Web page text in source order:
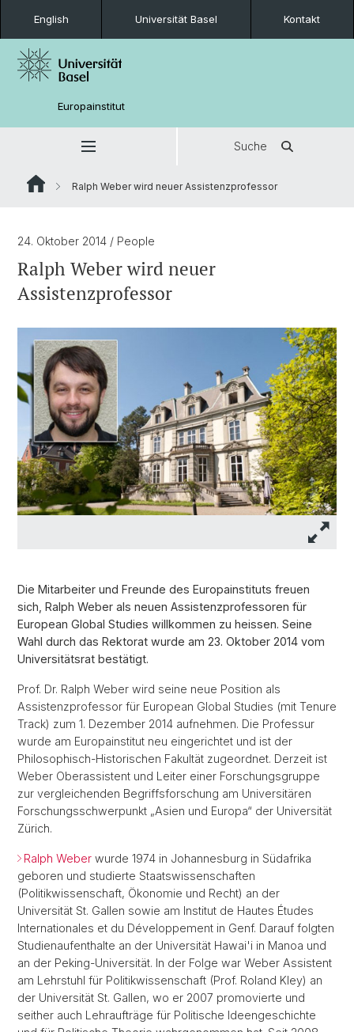
English Universität Basel Kontakt
Europainstitut
Suche
Ralph Weber wird neuer Assistenzprofessor
24. Oktober 2014 / People
Ralph Weber wird neuer
Assistenzprofessor
Die Mitarbeiter und Freunde des Europainstituts freuen
sich, Ralph Weber als neuen Assistenzprofessoren für
European Global Studies willkommen zu heissen. Seine
Wahl durch das Rektorat wurde am 23. Oktober 2014 vom
Universitätsrat bestätigt.
Prof. Dr. Ralph Weber wird seine neue Position als
Assistenzprofessor für European Global Studies (mit Tenure
Track) zum 1. Dezember 2014 aufnehmen. Die Professur
wurde am Europainstitut neu eingerichtet und ist der
Philosophisch-Historischen Fakultät zugeordnet. Derzeit ist
Weber Oberassistent und Leiter einer Forschungsgruppe
zur vergleichenden Begriffsforschung am Universitären
Forschungsschwerpunkt „Asien und Europa“ der Universität
Zürich.
Ralph Weber wurde 1974 in Johannesburg in Südafrika
geboren und studierte Staatswissenschaften
(Politikwissenschaft, Ökonomie und Recht) an der
Universität St. Gallen sowie am Institut de Hautes Études
Internationales et du Développement in Genf. Darauf folgten
Studienaufenthalte an der Universität Hawai'i in Manoa und
an der Peking-Universität. In der Folge war Weber Assistent
am Lehrstuhl für Politikwissenschaft (Prof. Roland Kley) an
der Universität St. Gallen, wo er 2007 promovierte und
seither auch Lehraufträge für Politische Ideengeschichte